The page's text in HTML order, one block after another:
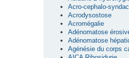
Acro-cephalo-
Acrodysostose
Acromégalie
Adénomatose
Adénomatose
Agénésie du corps